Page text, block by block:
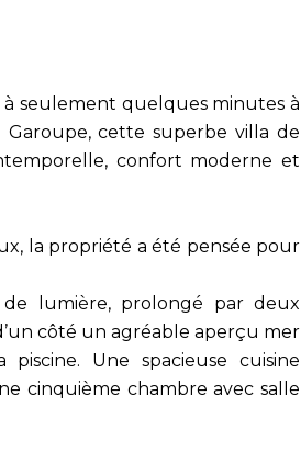
à seulement quelques minutes à
cette superbe villa de
confort moderne et
la propriété a été pensée pour
lumière, prolongé par deux
côté un agréable aperçu mer
Une spacieuse cuisine
cinquième chambre avec salle